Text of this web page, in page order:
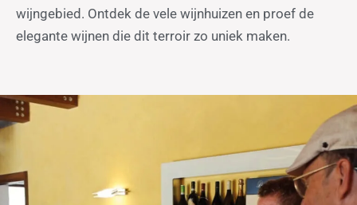
wijngebied. Ontdek de vele wijnhuizen en proef de
elegante wijnen die dit terroir zo uniek maken.